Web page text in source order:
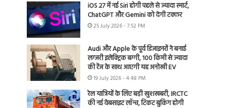
iOS 27 में नई Siri होगी पहले से ज्यादा स्मार्ट,
ChatGPT और Gemini को देगी टक्कर
25 July 2026 - 7:52 PM
Audi और Apple के पूर्व डिजाइनरों ने बनाई
लग्जरी इलेक्ट्रिक बग्गी, 100 किमी से ज्यादा
की रेंज के साथ आएगी यह अनोखी EV
19 July 2026 - 4:48 PM
रेल यात्रियों के लिए बड़ी खुशखबरी, IRCTC
की नई वेबसाइट लॉन्च, टिकट बुकिंग होगी